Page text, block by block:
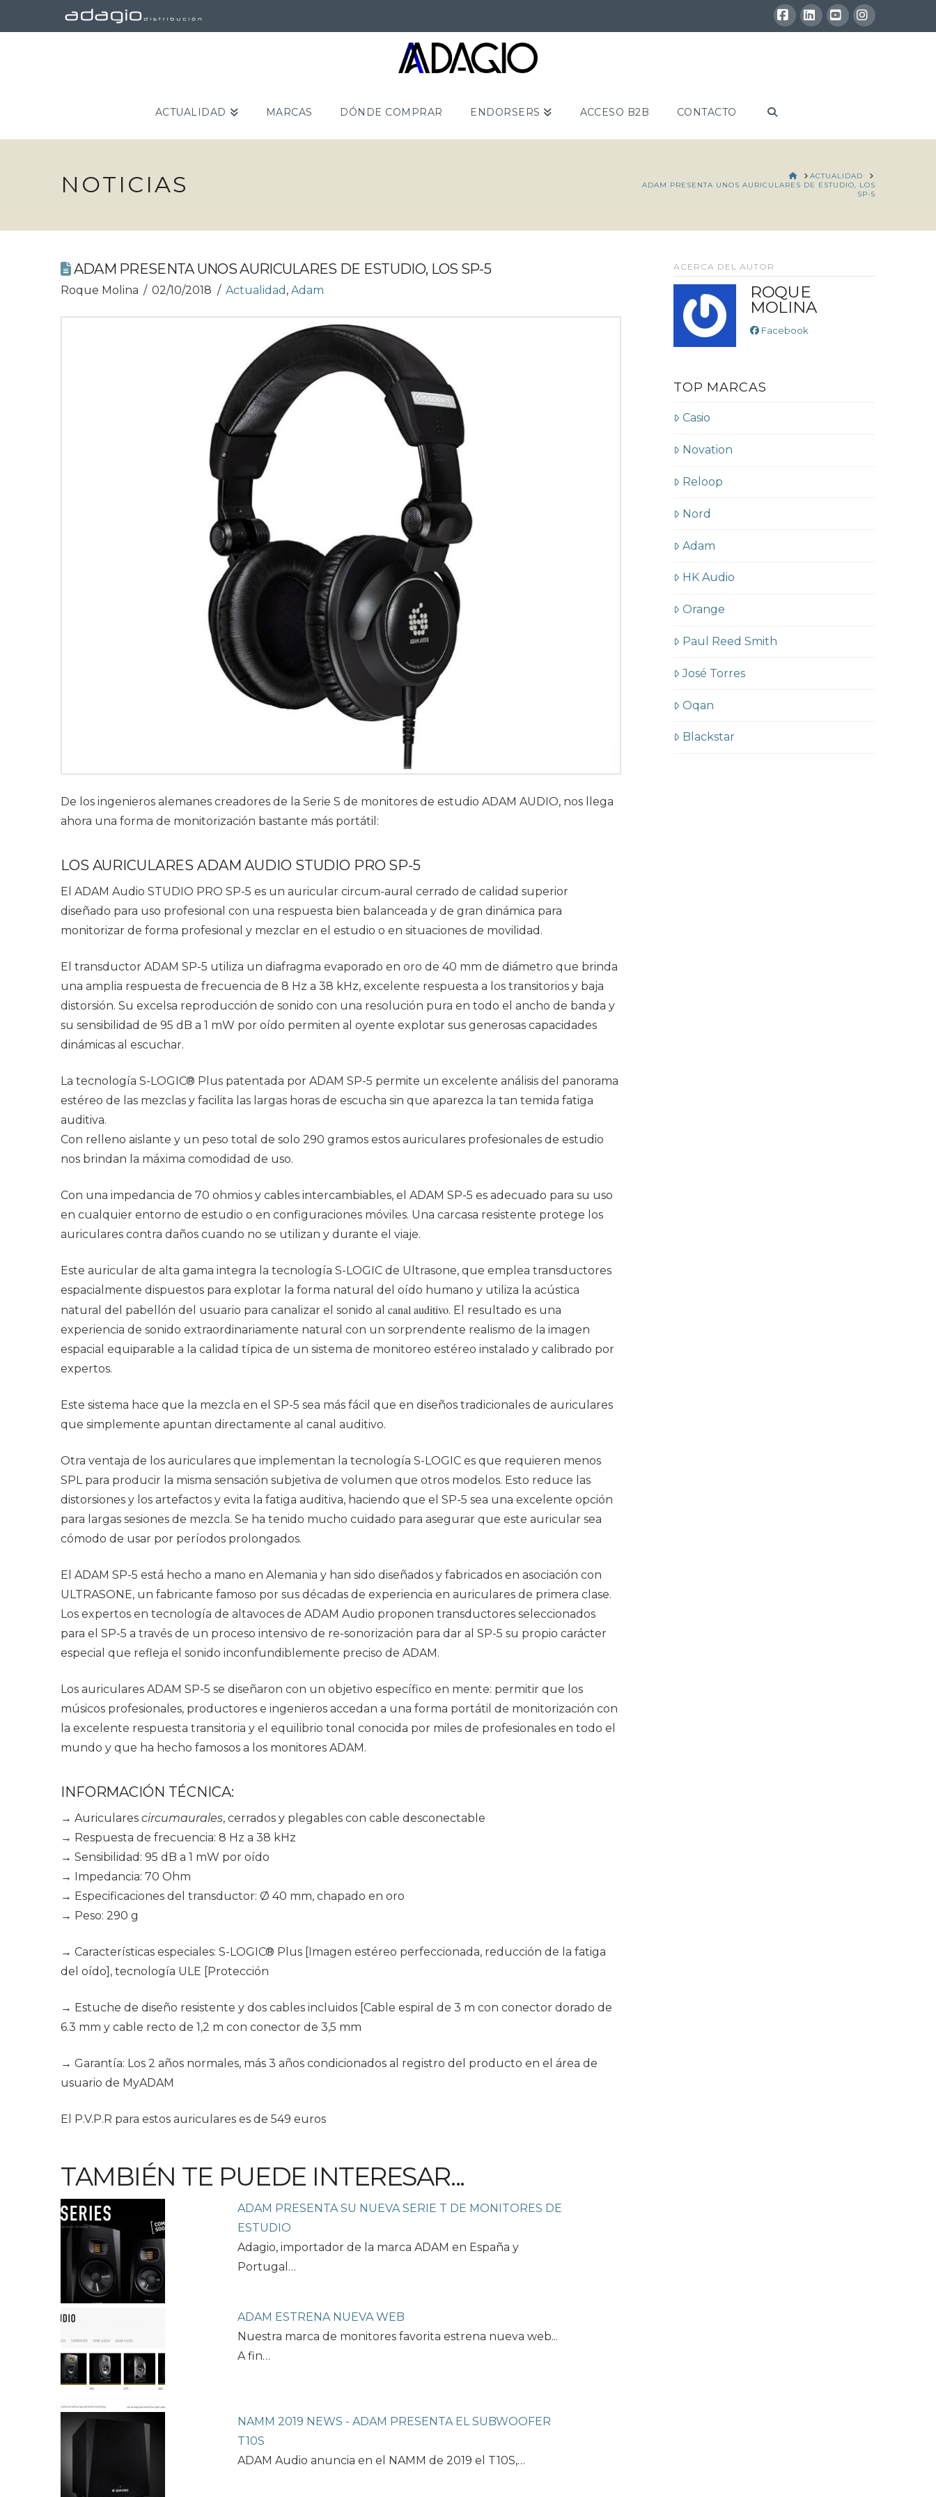
Facebook
LinkedInYouTubeInstagram
ACTUALIDAD MARCAS DÓNDE COMPRAR ENDORSERS ACCESO B2B CONTACTO
NOTICIAS HOME
ACTUALIDAD
ADAM PRESENTA UNOS AURICULARES DE ESTUDIO, LOS
SP-5
ADAM PRESENTA UNOS AURICULARES DE ESTUDIO, LOS SP-5
Roque Molina 02/10/2018 Actualidad , Adam
De los ingenieros alemanes creadores de la Serie S de monitores de estudio ADAM AUDIO, nos llega
ahora una forma de monitorización bastante más portátil:
LOS AURICULARES ADAM AUDIO STUDIO PRO SP-5
El ADAM Audio STUDIO PRO SP-5 es un auricular circum-aural cerrado de calidad superior
diseñado para uso profesional con una respuesta bien balanceada y de gran dinámica para
monitorizar de forma profesional y mezclar en el estudio o en situaciones de movilidad.
El transductor ADAM SP-5 utiliza un diafragma evaporado en oro de 40 mm de diámetro que brinda
una amplia respuesta de frecuencia de 8 Hz a 38 kHz, excelente respuesta a los transitorios y baja
distorsión. Su excelsa reproducción de sonido con una resolución pura en todo el ancho de banda y
su sensibilidad de 95 dB a 1 mW por oído permiten al oyente explotar sus generosas capacidades
dinámicas al escuchar.
La tecnología S-LOGIC® Plus patentada por ADAM SP-5 permite un excelente análisis del panorama
estéreo de las mezclas y facilita las largas horas de escucha sin que aparezca la tan temida fatiga
auditiva.
Con relleno aislante y un peso total de solo 290 gramos estos auriculares profesionales de estudio
nos brindan la máxima comodidad de uso.
Con una impedancia de 70 ohmios y cables intercambiables, el ADAM SP-5 es adecuado para su uso
en cualquier entorno de estudio o en configuraciones móviles. Una carcasa resistente protege los
auriculares contra daños cuando no se utilizan y durante el viaje.
Este auricular de alta gama integra la tecnología S-LOGIC de Ultrasone, que emplea transductores
espacialmente dispuestos para explotar la forma natural del oído humano y utiliza la acústica
natural del pabellón del usuario para canalizar el sonido al canal auditivo. El resultado es una
experiencia de sonido extraordinariamente natural con un sorprendente realismo de la imagen
espacial equiparable a la calidad típica de un sistema de monitoreo estéreo instalado y calibrado por
expertos.
Este sistema hace que la mezcla en el SP-5 sea más fácil que en diseños tradicionales de auriculares
que simplemente apuntan directamente al canal auditivo.
Otra ventaja de los auriculares que implementan la tecnología S-LOGIC es que requieren menos
SPL para producir la misma sensación subjetiva de volumen que otros modelos. Esto reduce las
distorsiones y los artefactos y evita la fatiga auditiva, haciendo que el SP-5 sea una excelente opción
para largas sesiones de mezcla. Se ha tenido mucho cuidado para asegurar que este auricular sea
cómodo de usar por períodos prolongados.
El ADAM SP-5 está hecho a mano en Alemania y han sido diseñados y fabricados en asociación con
ULTRASONE, un fabricante famoso por sus décadas de experiencia en auriculares de primera clase.
Los expertos en tecnología de altavoces de ADAM Audio proponen transductores seleccionados
para el SP-5 a través de un proceso intensivo de re-sonorización para dar al SP-5 su propio carácter
especial que refleja el sonido inconfundiblemente preciso de ADAM.
Los auriculares ADAM SP-5 se diseñaron con un objetivo específico en mente: permitir que los
músicos profesionales, productores e ingenieros accedan a una forma portátil de monitorización con
la excelente respuesta transitoria y el equilibrio tonal conocida por miles de profesionales en todo el
mundo y que ha hecho famosos a los monitores ADAM.
INFORMACIÓN TÉCNICA:
→ Auriculares circumaurales, cerrados y plegables con cable desconectable
→ Respuesta de frecuencia: 8 Hz a 38 kHz
→ Sensibilidad: 95 dB a 1 mW por oído
→ Impedancia: 70 Ohm
→ Especificaciones del transductor: Ø 40 mm, chapado en oro
→ Peso: 290 g
→ Características especiales: S-LOGIC® Plus [Imagen estéreo perfeccionada, reducción de la fatiga
del oído], tecnología ULE [Protección
→ Estuche de diseño resistente y dos cables incluidos [Cable espiral de 3 m con conector dorado de
6.3 mm y cable recto de 1,2 m con conector de 3,5 mm
→ Garantía: Los 2 años normales, más 3 años condicionados al registro del producto en el área de
usuario de MyADAM
El P.V.P.R para estos auriculares es de 549 euros
TAMBIÉN TE PUEDE INTERESAR...
ADAM PRESENTA SU NUEVA SERIE T DE MONITORES DE
ESTUDIO
Adagio, importador de la marca ADAM en España y
Portugal…
ADAM ESTRENA NUEVA WEB
Nuestra marca de monitores favorita estrena nueva web...
A fin…
NAMM 2019 NEWS - ADAM PRESENTA EL SUBWOOFER
T10S
ADAM Audio anuncia en el NAMM de 2019 el T10S,…
ACERCA DEL AUTOR
ROQUE
MOLINA
Facebook
TOP MARCAS
Casio
Novation
Reloop
Nord
Adam
HK Audio
Orange
Paul Reed Smith
José Torres
Oqan
Blackstar